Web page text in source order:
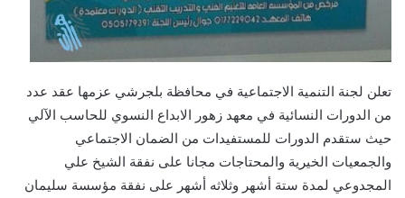
تعلن لجنة التنمية الاجتماعية في محافظة بلجرشي عزمها عقد عدد
من الدورات النسائية في معهد زهور الابداع النسوي للحاسب الآلي
حيث ستقدم الدورات للمستفيدات من الضمان الاجتماعي
والجمعيات الخيرية والمحتاجات مجانا على نفقة الشيخ علي
المجدوعي لمدة ستة أشهر وثلاثه أشهر على نفقة مؤسسة سليمان